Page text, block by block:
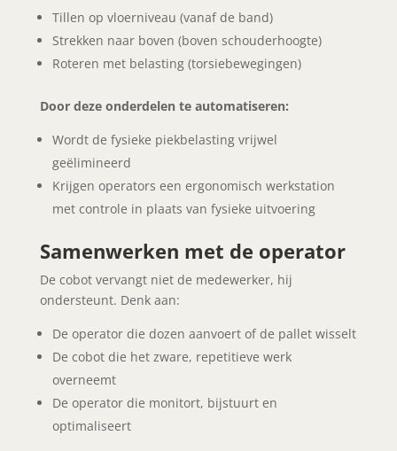
Tillen op vloerniveau (vanaf de band)
Strekken naar boven (boven schouderhoogte)
Roteren met belasting (torsiebewegingen)
Door deze onderdelen te automatiseren:
Wordt de fysieke piekbelasting vrijwel
geëlimineerd
Krijgen operators een ergonomisch werkstation
met controle in plaats van fysieke uitvoering
Samenwerken met de operator
De cobot vervangt niet de medewerker, hij
ondersteunt. Denk aan:
De operator die dozen aanvoert of de pallet wisselt
De cobot die het zware, repetitieve werk
overneemt
De operator die monitort, bijstuurt en
optimaliseert